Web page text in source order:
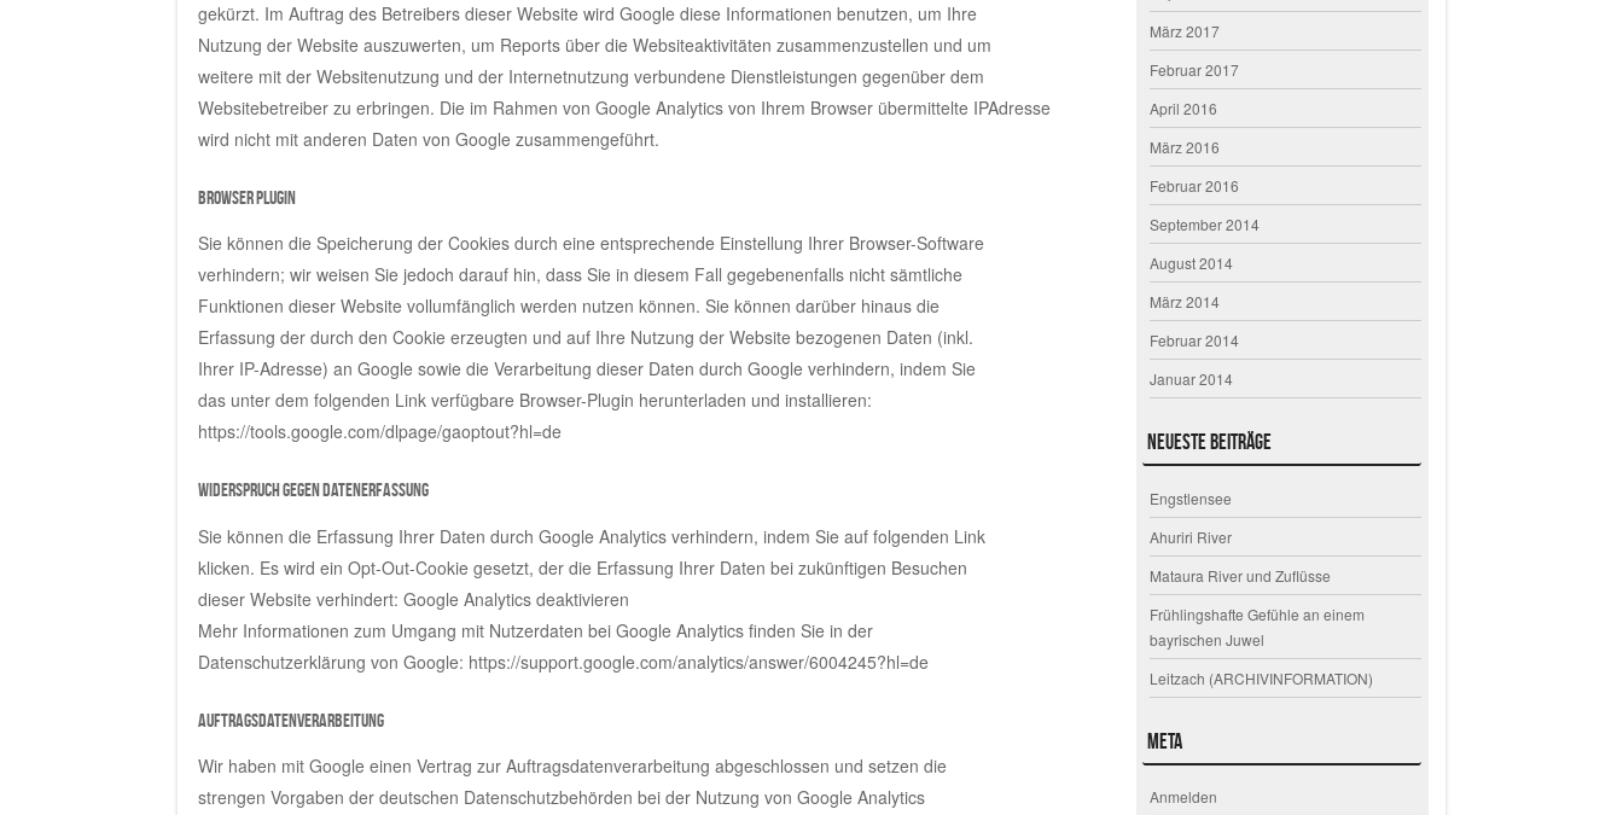
gekürzt. Im Auftrag des Betreibers dieser Website wird Google diese Informationen benutzen, um Ihre
Nutzung der Website auszuwerten, um Reports über die Websiteaktivitäten zusammenzustellen und um
weitere mit der Websitenutzung und der Internetnutzung verbundene Dienstleistungen gegenüber dem
Websitebetreiber zu erbringen. Die im Rahmen von Google Analytics von Ihrem Browser übermittelte IPAdresse
wird nicht mit anderen Daten von Google zusammengeführt.
Browser Plugin
Sie können die Speicherung der Cookies durch eine entsprechende Einstellung Ihrer Browser-Software
verhindern; wir weisen Sie jedoch darauf hin, dass Sie in diesem Fall gegebenenfalls nicht sämtliche
Funktionen dieser Website vollumfänglich werden nutzen können. Sie können darüber hinaus die
Erfassung der durch den Cookie erzeugten und auf Ihre Nutzung der Website bezogenen Daten (inkl.
Ihrer IP-Adresse) an Google sowie die Verarbeitung dieser Daten durch Google verhindern, indem Sie
das unter dem folgenden Link verfügbare Browser-Plugin herunterladen und installieren:
https://tools.google.com/dlpage/gaoptout?hl=de
Widerspruch gegen Datenerfassung
Sie können die Erfassung Ihrer Daten durch Google Analytics verhindern, indem Sie auf folgenden Link
klicken. Es wird ein Opt-Out-Cookie gesetzt, der die Erfassung Ihrer Daten bei zukünftigen Besuchen
dieser Website verhindert: Google Analytics deaktivieren
Mehr Informationen zum Umgang mit Nutzerdaten bei Google Analytics finden Sie in der
Datenschutzerklärung von Google: https://support.google.com/analytics/answer/6004245?hl=de
Auftragsdatenverarbeitung
Wir haben mit Google einen Vertrag zur Auftragsdatenverarbeitung abgeschlossen und setzen die
strengen Vorgaben der deutschen Datenschutzbehörden bei der Nutzung von Google Analytics
März 2017
Februar 2017
April 2016
März 2016
Februar 2016
September 2014
August 2014
März 2014
Februar 2014
Januar 2014
Neueste Beiträge
Engstlensee
Ahuriri River
Mataura River und Zuflüsse
Frühlingshafte Gefühle an einem
bayrischen Juwel
Leitzach (ARCHIVINFORMATION)
Meta
Anmelden